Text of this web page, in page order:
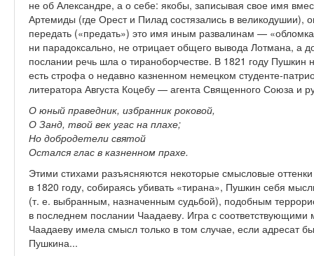
не об Александре, а о себе: якобы, записывая свое имя
Артемиды (где Орест и Пилад состязались в великодушии),
передать («предать») это имя иным развалинам —
ни парадоксально, не отрицает общего вывода Лотмана, а
послании речь шла о тираноборчестве. В 1821 году
есть строфа о недавно казненном немецком студенте-
литератора Августа Коцебу — агента Священного Союза и
О юный праведник, избранник роковой,
О Занд, твой век угас на плахе;
Но добродетели святой
Остался глас в казненном прахе.
Этими стихами разъясняются некоторые смысловые
в 1820 году, собираясь убивать «тирана», Пушкин себя
(т. е. выбранным, назначенным судьбой), подобным
в последнем послании Чаадаеву. Игра с
Чаадаеву имела смысл только в том случае, если адресат
Пушкина...